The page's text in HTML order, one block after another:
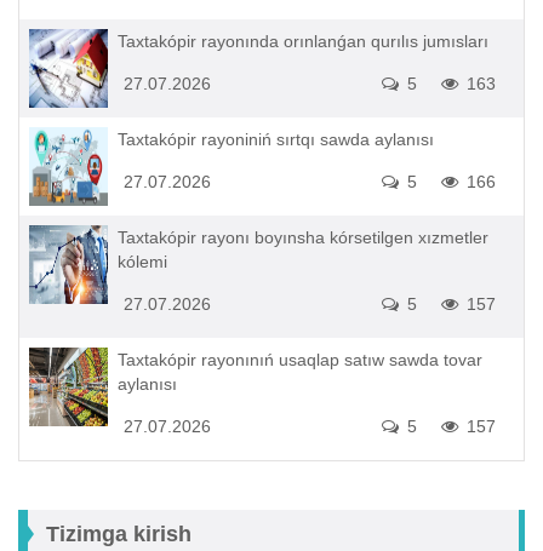
Taxtakópir rayonında orınlanǵan qurılıs jumısları
27.07.2026 163
5
Taxtakópir rayoniniń sırtqı sawda aylanısı
27.07.2026 166
5
Taxtakópir rayonı boyınsha kórsetilgen xızmetler
kólemi
27.07.2026 157
5
Taxtakópir rayonınıń usaqlap satıw sawda tovar
aylanısı
27.07.2026 157
5
Tizimga kirish